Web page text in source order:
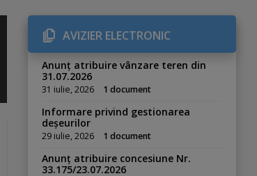
AVIZIER ELECTRONIC
Anunț atribuire vânzare teren din
31.07.2026
31 iulie, 2026 1 document
Informare privind gestionarea
deșeurilor
29 iulie, 2026 1 document
Anunț atribuire concesiune Nr.
33.175/23.07.2026